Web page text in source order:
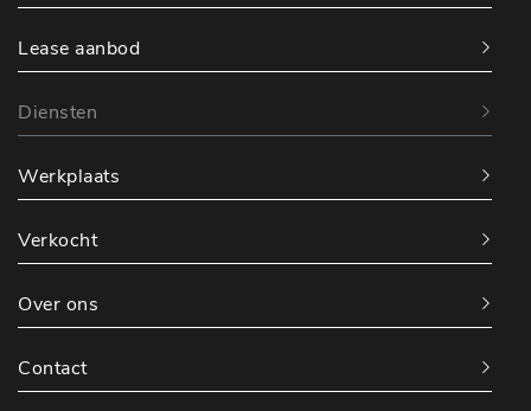
Lease aanbod
Diensten
Werkplaats
Verkocht
Over ons
Contact